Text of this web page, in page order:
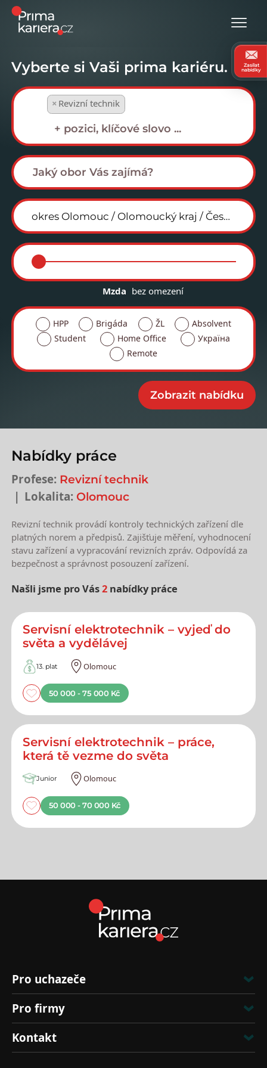
Vyberte si Vaši prima kariéru.
× Revizní technik
Mzda bez omezení
HPP Brigáda ŽL
Absolvent
Student
Home Office
Україна
Remote
Nabídky práce
Profese: Revizní technik
Lokalita: Olomouc
Revizní technik provádí kontroly technických zařízení dle
platných norem a předpisů. Zajišťuje měření, vyhodnocení
stavu zařízení a vypracování revizních zpráv. Odpovídá za
bezpečnost a správnost posouzení zařízení.
Našli jsme pro Vás2 nabídky práce
Nejnovější nabídky práce
Servisní elektrotechnik – vyjeď do
světa a vydělávej
13. plat Olomouc
50 000 - 75 000 Kč
Servisní elektrotechnik – práce,
která tě vezme do světa
Junior Olomouc
50 000 - 70 000 Kč
Zasílat
nabídky
Pro uchazeče
Pro firmy
Kontakt